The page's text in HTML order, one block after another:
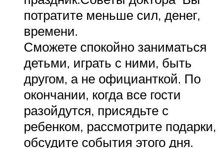
потратите меньше сил, денег,
времени.
Сможете спокойно заниматься
детьми, играть с ними, быть
другом, а не официанткой. По
окончании, когда все гости
разойдутся, присядьте с
ребенком, рассмотрите подарки,
обсудите события этого дня.